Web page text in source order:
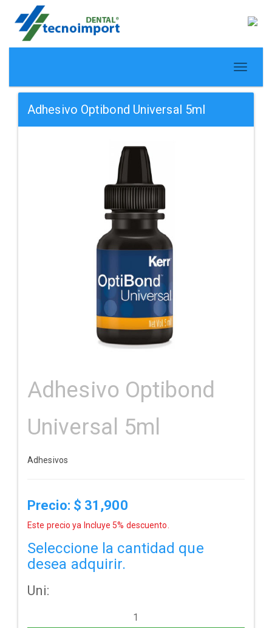
Adhesivo Optibond Universal 5ml
Adhesivo Optibond
Universal 5ml
Adhesivos
Precio: $ 31,900
Este precio ya Incluye 5% descuento.
Seleccione la cantidad que
desea adquirir.
Uni: